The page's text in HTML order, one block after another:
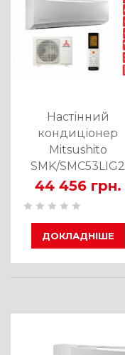
Настінний
кондиціонер
Mitsushito
SMK/SMC53LIG2
44 456 грн.
ДОКЛАДНІШЕ